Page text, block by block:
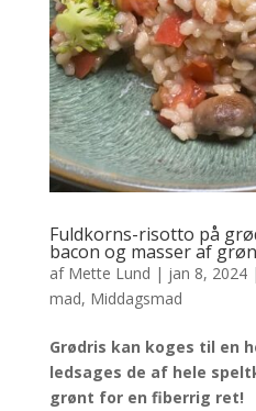
Fuldkorns-risotto på
bacon og masser af
af Mette Lund | jan 8, 2024|
mad, Middagsmad
Grødris kan koges til en
ledsages de af hele
grønt for en fiberrig ret!